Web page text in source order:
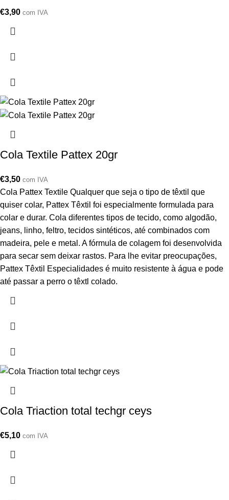
€3,90 com IVA
Cola Textile Pattex 20gr
€3,50 com IVA
Cola Pattex Textile Qualquer que seja o tipo de têxtil que
quiser colar, Pattex Têxtil foi especialmente formulada para
colar e durar. Cola diferentes tipos de tecido, como algodão,
jeans, linho, feltro, tecidos sintéticos, até combinados com
madeira, pele e metal. A fórmula de colagem foi desenvolvida
para secar sem deixar rastos. Para lhe evitar preocupações,
Pattex Têxtil Especialidades é muito resistente à água e pode
até passar a perro o têxtl colado.
Cola Triaction total techgr ceys
€5,10 com IVA